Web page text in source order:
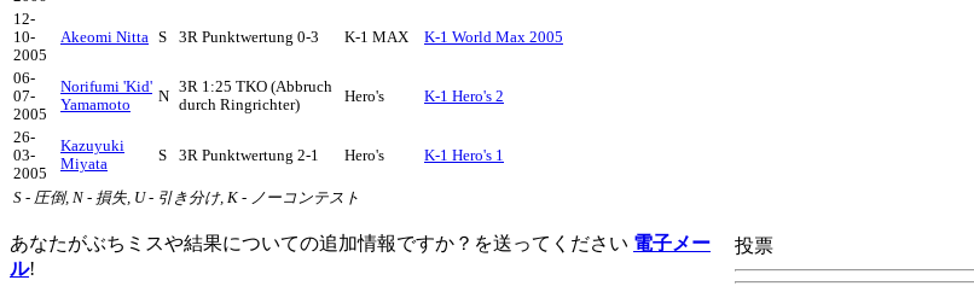
12-
10-
2005
Akeomi Nitta S 3R Punktwertung 0-3 K-1 MAX K-1 World Max 2005
06-
07-
2005
Norifumi 'Kid'
Yamamoto
N
3R 1:25 TKO (Abbruch
durch Ringrichter)
Hero's K-1 Hero's 2
26-
03-
2005
Kazuyuki
Miyata
S 3R Punktwertung 2-1 Hero's K-1 Hero's 1
S - 圧倒, N - 損失, U - 引き分け, K - ノーコンテスト
あなたがぶちミスや結果についての追加情報ですか？を送ってください 電子メー
ル!
投票